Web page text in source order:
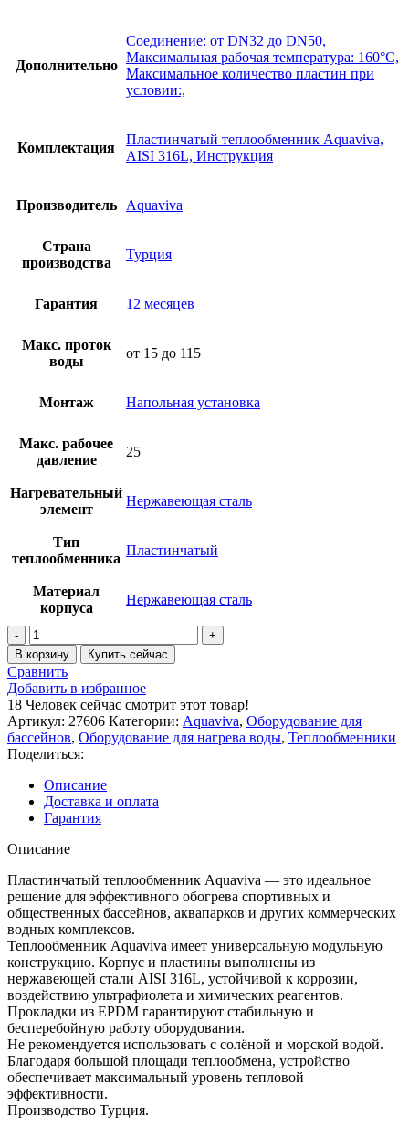
Дополнительно
Соединение: от DN32 до DN50,
Максимальная рабочая температура: 160°C,
Максимальное количество пластин при
условии:,
Комплектация
Пластинчатый теплообменник Aquaviva,
AISI 316L, Инструкция
Производитель Aquaviva
Страна
производства
Турция
Гарантия 12 месяцев
Макс. проток
воды
от 15 до 115
Монтаж Напольная установка
Макс. рабочее
давление
25
Нагревательный
элемент
Нержавеющая сталь
Тип
теплообменника
Пластинчатый
Материал
корпуса
Нержавеющая сталь
В корзину Купить сейчас
Сравнить
Добавить в избранное
18 Человек сейчас смотрит этот товар!
Артикул: 27606 Категории: Aquaviva, Оборудование для
бассейнов, Оборудование для нагрева воды, Теплообменники
Поделиться:
Описание
Доставка и оплата
Гарантия
Описание
Пластинчатый теплообменник Aquaviva — это идеальное
решение для эффективного обогрева спортивных и
общественных бассейнов, аквапарков и других коммерческих
водных комплексов.
Теплообменник Aquaviva имеет универсальную модульную
конструкцию. Корпус и пластины выполнены из
нержавеющей стали AISI 316L, устойчивой к коррозии,
воздействию ультрафиолета и химических реагентов.
Прокладки из EPDM гарантируют стабильную и
бесперебойную работу оборудования.
Не рекомендуется использовать с солёной и морской водой.
Благодаря большой площади теплообмена, устройство
обеспечивает максимальный уровень тепловой
эффективности.
Производство Турция.